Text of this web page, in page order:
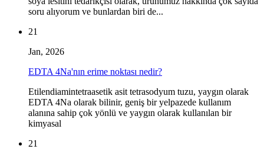
soru alıyorum ve bunlardan biri de...
21
Jan, 2026
EDTA 4Na'nın erime noktası nedir?
Etilendiamintetraasetik asit tetrasodyum tuzu, yaygın olarak
EDTA 4Na olarak bilinir, geniş bir yelpazede kullanım
alanına sahip çok yönlü ve yaygın olarak kullanılan bir
kimyasal
21